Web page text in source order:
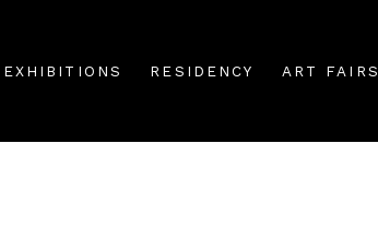
EXHIBITIONS RESIDENCY ART FAIRS